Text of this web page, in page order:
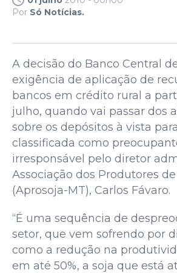
Por Só Notícias.
A decisão do Banco Central
exigência de aplicação de
bancos em crédito rural a
julho, quando vai passar dos
sobre os depósitos à vista
classificada como
irresponsável pelo diretor
Associação dos Produtores
(Aprosoja-MT), Carlos Fávaro.
“É uma sequência de
setor, que vem sofrendo por
como a redução na
em até 50%, a soja que está